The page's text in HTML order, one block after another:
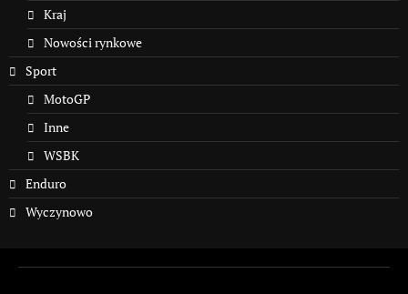
Kraj
Nowości rynkowe
Sport
MotoGP
Inne
WSBK
Enduro
Wyczynowo